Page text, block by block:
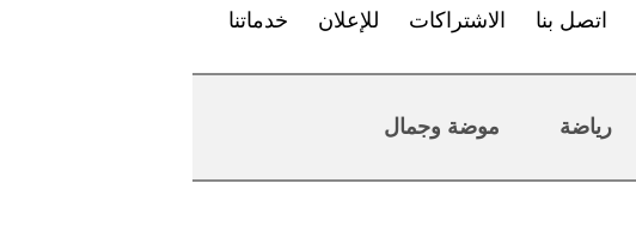
اتصل بنا الاشتراكات للإعلان خدماتنا
رياضة موضة وجمال